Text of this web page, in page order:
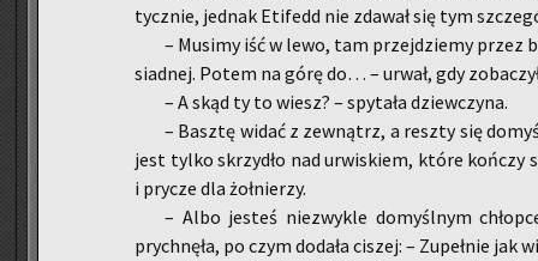
tycz­nie, jed­nak Eti­fedd nie zda­wał się tym
– Mu­si­my iść w lewo, tam przej­dzie­my
siad­nej. Potem na górę do… – urwał, gdy
– A skąd ty to wiesz? – spy­ta­ła dziew­czy­na.
– Basz­tę widać z ze­wnątrz, a resz­ty się
jest tylko skrzy­dło nad urwi­skiem, które koń­czy
i pry­cze dla żoł­nie­rzy.
– Albo je­steś nie­zwy­kle do­myśl­nym
prych­nę­ła, po czym do­da­ła ci­szej: – Zu­peł­nie jak